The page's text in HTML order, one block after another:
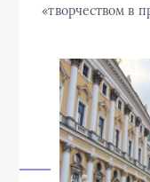
«творчеством в